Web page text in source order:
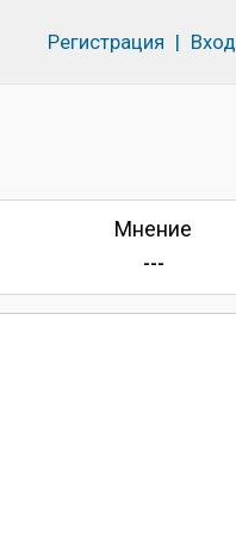
Регистрация | Вход
Мнение
---